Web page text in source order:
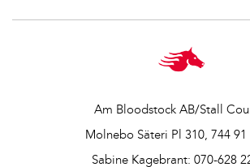
Am Bloodstock AB/Stall
Molnebo Säteri Pl 310, 744
Sabine Kagebrant: 070-628